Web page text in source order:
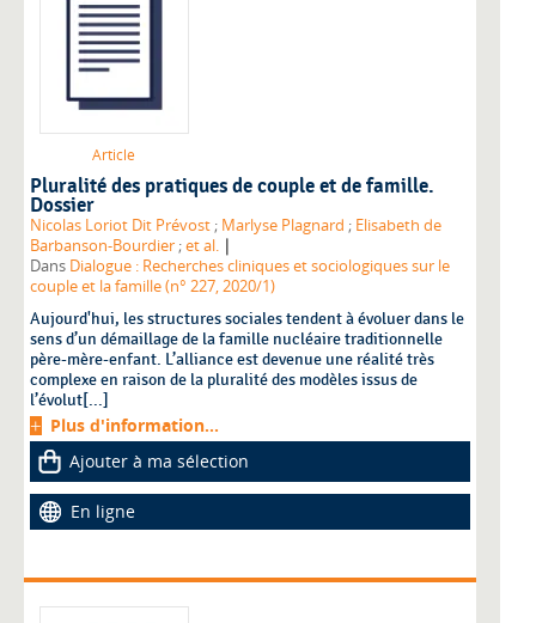
Article
Pluralité des pratiques de couple et de famille.
Dossier
Nicolas Loriot Dit Prévost ; Marlyse Plagnard ; Elisabeth de
Barbanson-Bourdier ;et al. |
Dans Dialogue : Recherches cliniques et sociologiques sur le
couple et la famille (n° 227, 2020/1)
Aujourd'hui, les structures sociales tendent à évoluer dans le
sens d’un démaillage de la famille nucléaire traditionnelle
père-mère-enfant. L’alliance est devenue une réalité très
complexe en raison de la pluralité des modèles issus de
l’évolut[...]
Plus d'information...
Ajouter à ma sélection
En ligne